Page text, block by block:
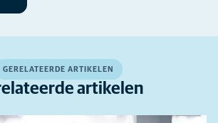
GERELATEERDE ARTIKELEN
artikelen